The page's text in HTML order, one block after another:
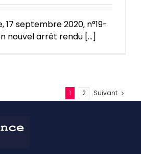
17 septembre 2020, n°19-
nouvel arrêt rendu [...]
1 2 Suivant